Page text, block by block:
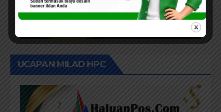
UCAPAN MILAD HPC